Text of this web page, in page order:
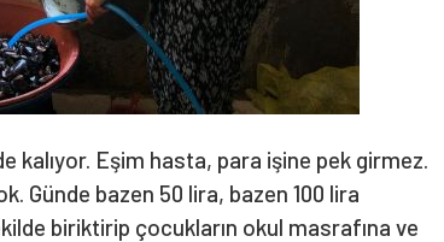
kalıyor. Eşim hasta, para işine pek girmez.
Günde bazen 50 lira, bazen 100 lira
biriktirip çocukların okul masrafına ve